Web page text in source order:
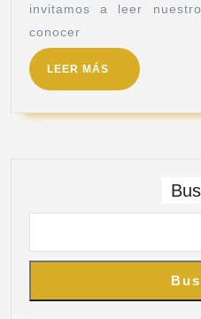
invitamos a leer
conocer
LEER MÁS